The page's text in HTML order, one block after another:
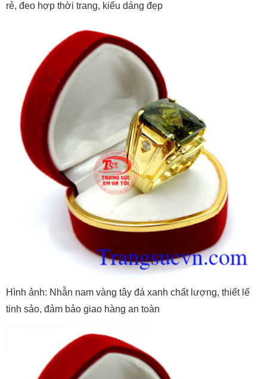
rẻ, đeo hợp thời trang, kiểu dáng đẹp
Hình ảnh: Nhẫn nam vàng tây đá xanh chất lượng, thiết lế
tinh sảo, đảm bảo giao hàng an toàn